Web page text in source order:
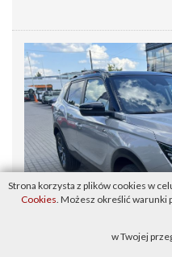
Strona korzysta z plików cookies w
Cookies. Możesz określić warunki
w Twojej